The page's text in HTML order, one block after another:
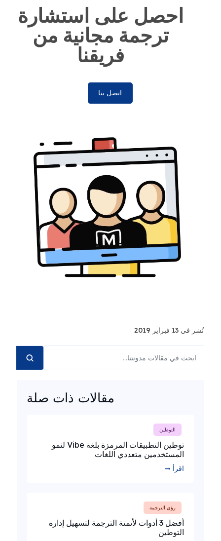
احصل على استشارة
ترجمة مجانية من
فريقنا
اتصل بنا
نُشر في 13 فبراير 2019
مقالات ذات صلة
التوطين
توطين التطبيقات المرمزة بلغة Vibe لنمو
المستخدمين متعددي اللغات
اقرأ ➞
رؤى الترجمة
أفضل 3 أدوات لأتمتة الترجمة لتسهيل إدارة
التوطين